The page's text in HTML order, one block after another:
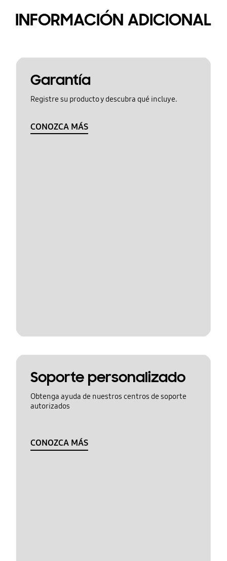
INFORMACIÓN ADICIONAL
Garantía
Registre su producto y descubra qué incluye.
CONOZCA MÁS
Soporte personalizado
Obtenga ayuda de nuestros centros de soporte
autorizados
CONOZCA MÁS